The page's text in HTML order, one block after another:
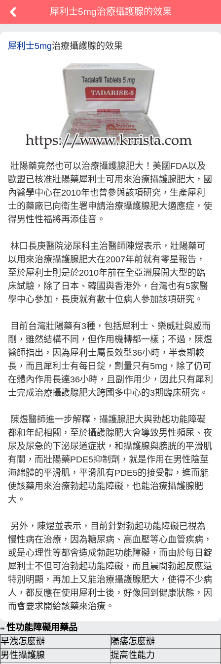
犀利士5mg治療攝護腺的效果
犀利士5mg治療攝護腺的效果
壯陽藥竟然也可以治療攝護腺肥大！美國FDA以及
歐盟已核准壯陽藥犀利士可用來治療攝護腺肥大，國
內醫學中心在2010年也曾參與該項研究，生產犀利
士的藥廠已向衛生署申請治療攝護腺肥大適應症，使
得男性性福將再添佳音。
林口長庚醫院泌尿科主治醫師陳煜表示，壯陽藥可
以用來治療攝護腺肥大在2007年前就有零星報告，
至於犀利士則是於2010年前在全亞洲展開大型的臨
床試驗，除了日本、韓國與香港外，台灣也有5家醫
學中心參加，長庚就有數十位病人參加該項研究。
目前台灣壯陽藥有3種，包括犀利士、樂威壯與威而
剛，雖然結構不同，但作用機轉都一樣；不過，陳煜
醫師指出，因為犀利士屬長效型36小時，半衰期較
長，而且犀利士有每日錠，劑量只有5mg，除了仍可
在體內作用長達36小時，且副作用少，因此只有犀利
士完成治療攝護腺肥大跨國多中心的3期臨床研究。
陳煜醫師進一步解釋，攝護腺肥大與勃起功能障礙
都和年紀相關，至於攝護腺肥大會導致男性頻尿、夜
尿及尿急的下泌尿道症狀，和攝護腺與膀胱的平滑肌
有關，而壯陽藥PDE5抑制劑，就是作用在男性陰莖
海綿體的平滑肌，平滑肌有PDE5的接受體，進而能
使該藥用來治療勃起功能障礙，也能治療攝護腺肥
大。
另外，陳煜並表示，目前針對勃起功能障礙已視為
慢性病在治療，因為糖尿病、高血壓等心血管疾病，
或是心理性等都會造成勃起功能障礙，而由於每日錠
犀利士不但可治勃起功能障礙，而且晨間勃起反應還
特別明顯，再加上又能治療攝護腺肥大，使得不少病
人，都反應在使用犀利士後，好像回到健康狀態，因
而會要求開給該藥來治療。
➠ 性功能障礙用藥品
早洩怎麼辦
陽痿怎麼辦
男性攝護腺
提高性能力